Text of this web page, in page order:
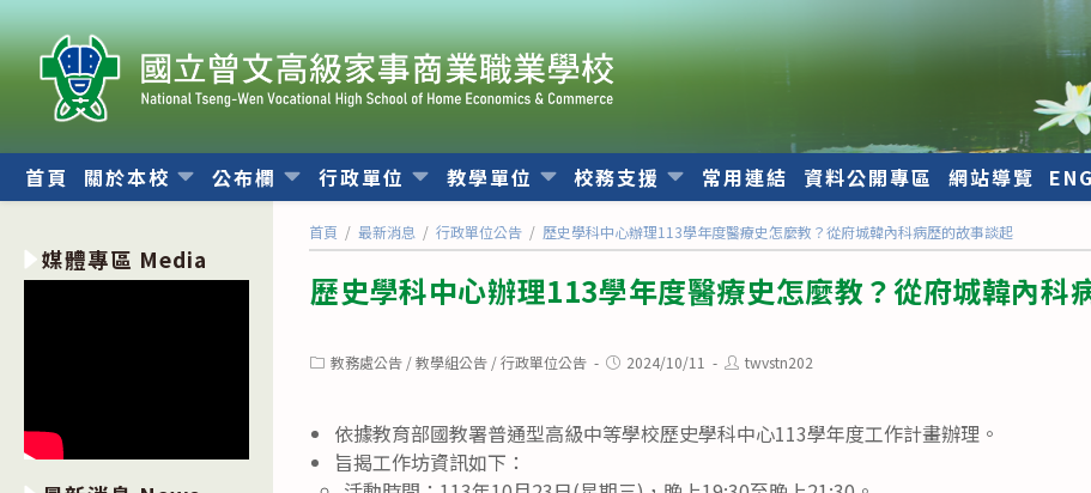
跳
轉
至
內
首頁 關於本校 公布欄 行政單位 教學單位 校務支援 常用連結 資料公開專區 網站導覽
首頁 / 最新消息 / 行政單位公告 / 歷史學科中心辦理113學年度醫療史怎麼教？從府城韓內科病歷的故事談起
歷史學科中心辦理113學年度醫療史怎麼教？從府城韓內科
Post教務處公告 / 教學組公告 / 行政單位公告
Post2024/10/11
Posttwvstn202
依據教育部國教署普通型高級中等學校歷史學科中心113學年度工作計畫辦理。
旨揭工作坊資訊如下：
媒體專區 Media